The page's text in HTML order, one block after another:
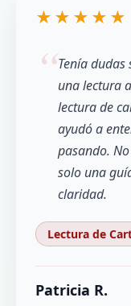
★★★★★
Tenía
una lectura
lectura de
ayudó a
pasando.
solo una
claridad.
Lectura de
Patricia R.